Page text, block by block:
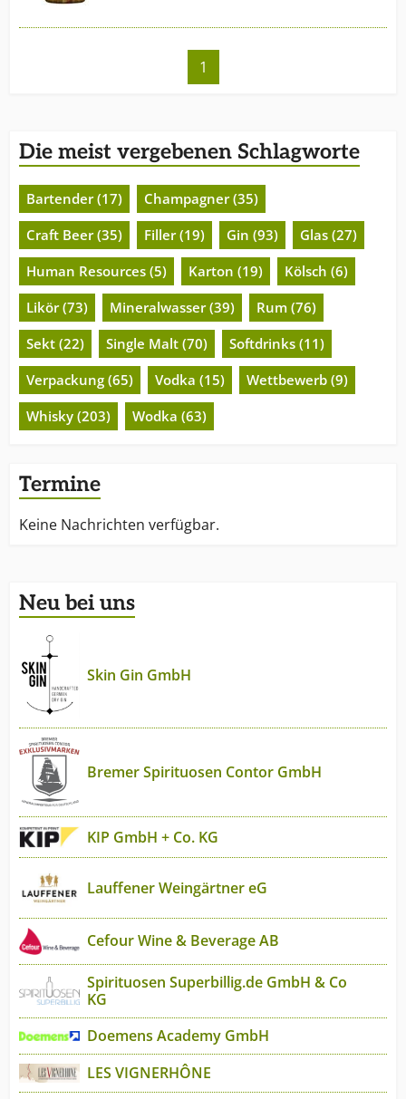
1
Die meist vergebenen Schlagworte
Bartender (17)
Champagner (35)
Craft Beer (35)
Filler (19) Gin (93)
Glas (27)
Human Resources (5)
Karton (19)
Kölsch (6)
Likör (73)
Mineralwasser (39)
Rum (76)
Sekt (22)
Single Malt (70)
Softdrinks (11)
Verpackung (65)
Vodka (15)
Wettbewerb (9)
Whisky (203)
Wodka (63)
Termine
Keine Nachrichten verfügbar.
Neu bei uns
Skin Gin GmbH
Bremer Spirituosen Contor GmbH
KIP GmbH + Co. KG
Lauffener Weingärtner eG
Cefour Wine & Beverage AB
Spirituosen Superbillig.de GmbH & Co
KG
Doemens Academy GmbH
LES VIGNERHÔNE